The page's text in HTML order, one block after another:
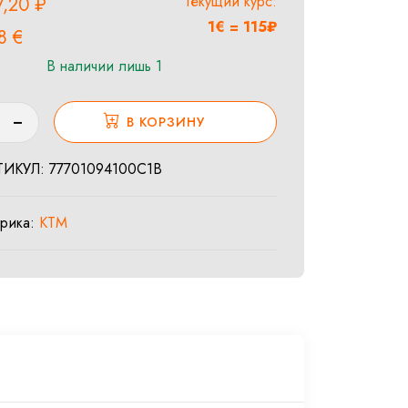
€
1€ = 115₽
В наличии лишь 1
В КОРЗИНУ
77701094100C1B
KTM